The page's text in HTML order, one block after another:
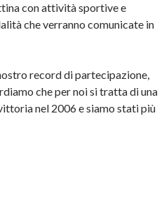
con attività sportive e
che verranno comunicate in
record di partecipazione,
che per noi si tratta di una
nel 2006 e siamo stati più